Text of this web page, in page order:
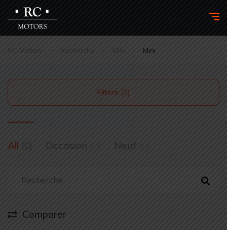
RC Motors Recherche Mini Mini
Filters (2)
All (0) Occasion Neuf
Comparer